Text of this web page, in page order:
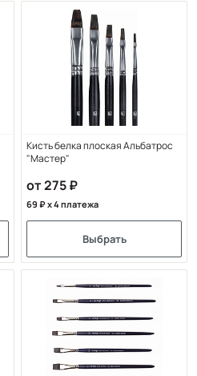
Кисть белка плоская Альбатрос
"Мастер"
от 275
69 x 4 платежа
Выбрать